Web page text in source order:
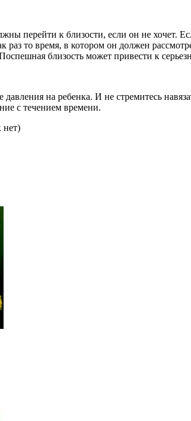
перейти к близости, если он не
то время, в котором он должен
близость может привести к
на ребенка. И не стремитесь
с течением времени.
нет)